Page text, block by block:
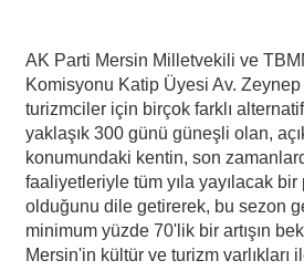
AK Parti Mersin Milletvekili ve
Komisyonu Katip Üyesi Av. Zeynep
turizmciler için birçok farklı alternatif
yaklaşık 300 günü güneşli olan,
konumundaki kentin, son
faaliyetleriyle tüm yıla yayılacak
olduğunu dile getirerek, bu sezon
minimum yüzde 70'lik bir artışın
Mersin'in kültür ve turizm varlıkları